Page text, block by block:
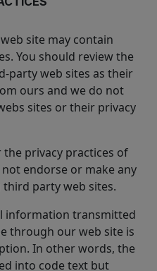
site may contain
You should review the
party web sites as their
ours and we do not
sites or their privacy
privacy practices of
endorse or make any
party web sites.
information transmitted
through our web site is
In other words, the
into code text but